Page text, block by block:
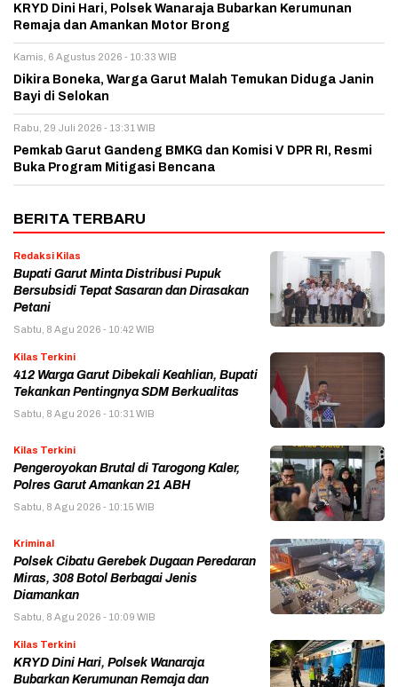
KRYD Dini Hari, Polsek Wanaraja Bubarkan Kerumunan
Remaja dan Amankan Motor Brong
Kamis, 6 Agustus 2026 - 10:33 WIB
Dikira Boneka, Warga Garut Malah Temukan Diduga Janin
Bayi di Selokan
Rabu, 29 Juli 2026 - 13:31 WIB
Pemkab Garut Gandeng BMKG dan Komisi V DPR RI, Resmi
Buka Program Mitigasi Bencana
BERITA TERBARU
Redaksi Kilas
Bupati Garut Minta Distribusi Pupuk
Bersubsidi Tepat Sasaran dan Dirasakan
Petani
Sabtu, 8 Agu 2026 - 10:42 WIB
Kilas Terkini
412 Warga Garut Dibekali Keahlian, Bupati
Tekankan Pentingnya SDM Berkualitas
Sabtu, 8 Agu 2026 - 10:31 WIB
Kilas Terkini
Pengeroyokan Brutal di Tarogong Kaler,
Polres Garut Amankan 21 ABH
Sabtu, 8 Agu 2026 - 10:15 WIB
Kriminal
Polsek Cibatu Gerebek Dugaan Peredaran
Miras, 308 Botol Berbagai Jenis
Diamankan
Sabtu, 8 Agu 2026 - 10:09 WIB
Kilas Terkini
KRYD Dini Hari, Polsek Wanaraja
Bubarkan Kerumunan Remaja dan